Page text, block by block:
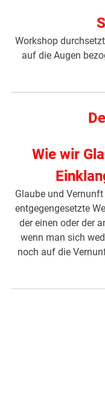
Workshop
auf die Augen
Wie wir
Glaube und
entgegengesetzte
der einen oder der
wenn man sich
noch auf die